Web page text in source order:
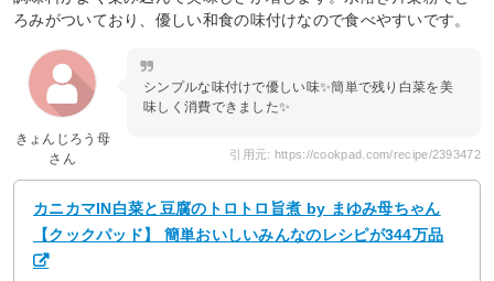
ろみがついており、優しい和食の味付けなので食べやすいです。
きょんじろう母
さん
シンプルな味付けで優しい味✨簡単で残り白菜を美
味しく消費できました✨
引用元: https://cookpad.com/recipe/2393472
カニカマIN白菜と豆腐のトロトロ旨煮 by まゆみ母ちゃん
【クックパッド】 簡単おいしいみんなのレシピが344万品